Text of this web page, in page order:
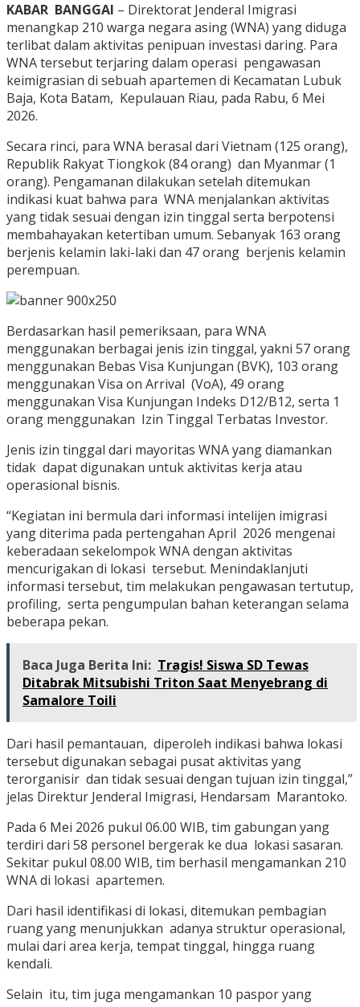
KABAR BANGGAI – Direktorat Jenderal Imigrasi
menangkap 210 warga negara asing (WNA) yang diduga
terlibat dalam aktivitas penipuan investasi daring. Para
WNA tersebut terjaring dalam operasi pengawasan
keimigrasian di sebuah apartemen di Kecamatan Lubuk
Baja, Kota Batam, Kepulauan Riau, pada Rabu, 6 Mei
2026.
Secara rinci, para WNA berasal dari Vietnam (125 orang),
Republik Rakyat Tiongkok (84 orang) dan Myanmar (1
orang). Pengamanan dilakukan setelah ditemukan
indikasi kuat bahwa para WNA menjalankan aktivitas
yang tidak sesuai dengan izin tinggal serta berpotensi
membahayakan ketertiban umum. Sebanyak 163 orang
berjenis kelamin laki-laki dan 47 orang berjenis kelamin
perempuan.
Berdasarkan hasil pemeriksaan, para WNA
menggunakan berbagai jenis izin tinggal, yakni 57 orang
menggunakan Bebas Visa Kunjungan (BVK), 103 orang
menggunakan Visa on Arrival (VoA), 49 orang
menggunakan Visa Kunjungan Indeks D12/B12, serta 1
orang menggunakan Izin Tinggal Terbatas Investor.
Jenis izin tinggal dari mayoritas WNA yang diamankan
tidak dapat digunakan untuk aktivitas kerja atau
operasional bisnis.
“Kegiatan ini bermula dari informasi intelijen imigrasi
yang diterima pada pertengahan April 2026 mengenai
keberadaan sekelompok WNA dengan aktivitas
mencurigakan di lokasi tersebut. Menindaklanjuti
informasi tersebut, tim melakukan pengawasan tertutup,
profiling, serta pengumpulan bahan keterangan selama
beberapa pekan.
Baca Juga Berita Ini: Tragis! Siswa SD Tewas
Ditabrak Mitsubishi Triton Saat Menyebrang di
Samalore Toili
Dari hasil pemantauan, diperoleh indikasi bahwa lokasi
tersebut digunakan sebagai pusat aktivitas yang
terorganisir dan tidak sesuai dengan tujuan izin tinggal,”
jelas Direktur Jenderal Imigrasi, Hendarsam Marantoko.
Pada 6 Mei 2026 pukul 06.00 WIB, tim gabungan yang
terdiri dari 58 personel bergerak ke dua lokasi sasaran.
Sekitar pukul 08.00 WIB, tim berhasil mengamankan 210
WNA di lokasi apartemen.
Dari hasil identifikasi di lokasi, ditemukan pembagian
ruang yang menunjukkan adanya struktur operasional,
mulai dari area kerja, tempat tinggal, hingga ruang
kendali.
Selain itu, tim juga mengamankan 10 paspor yang